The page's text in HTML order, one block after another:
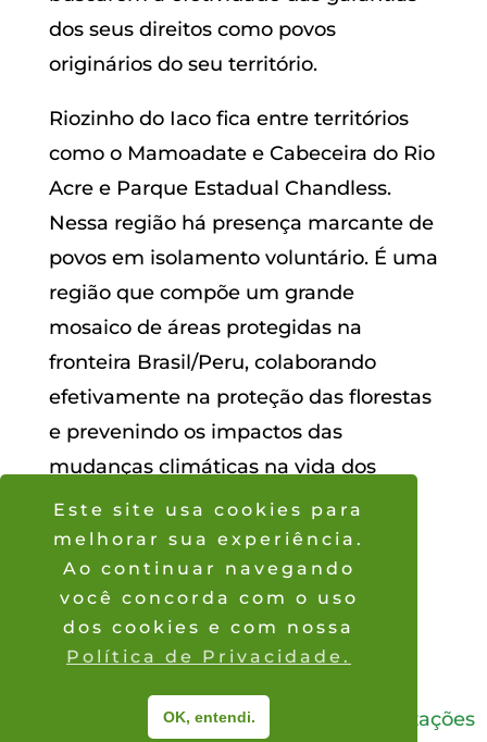
dos seus direitos como povos
originários do seu território.
Riozinho do Iaco fica entre territórios
como o Mamoadate e Cabeceira do Rio
Acre e Parque Estadual Chandless.
Nessa região há presença marcante de
povos em isolamento voluntário. É uma
região que compõe um grande
mosaico de áreas protegidas na
fronteira Brasil/Peru, colaborando
efetivamente na proteção das florestas
e prevenindo os impactos das
mudanças climáticas na vida dos
povos indígenas e do Planeta.
Por:
Robson Delgado Baré
Fotos: Isaka Huni Kuin e Deborah
Peres
® © Coordenação das Organizações
Este site usa cookies para
melhorar sua experiência.
Ao continuar navegando
você concorda com o uso
dos cookies e com nossa
Política de Privacidade.
OK, entendi.